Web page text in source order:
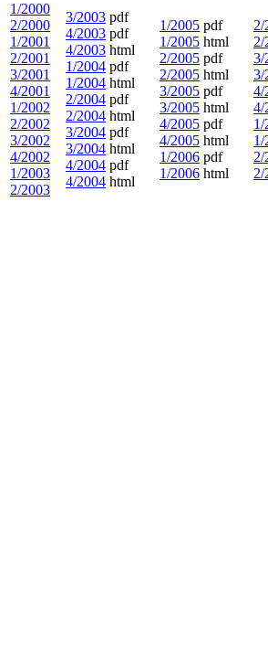
1/2000
2/2000
1/2001
2/2001
3/2001
4/2001
1/2002
2/2002
3/2002
4/2002
1/2003
2/2003
3/2003 pdf
4/2003 pdf
4/2003 html
1/2004 pdf
1/2004 html
2/2004 pdf
2/2004 html
3/2004 pdf
3/2004 html
4/2004 pdf
4/2004 html
1/2005 pdf
1/2005 html
2/2005 pdf
2/2005 html
3/2005 pdf
3/2005 html
4/2005 pdf
4/2005 html
1/2006 pdf
1/2006 html
2/
2/
3/
3/
4/
4/
1/
1/
2/
2/